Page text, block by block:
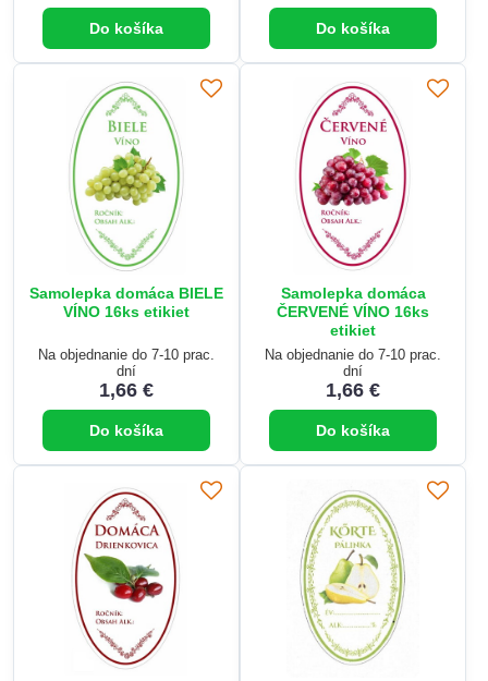
Do košíka Do košíka
Samolepka domáca BIELE
VÍNO 16ks etikiet
Na objednanie do 7-10 prac.
dní
1,66 €
Do košíka
Samolepka domáca
ČERVENÉ VÍNO 16ks
etikiet
Na objednanie do 7-10 prac.
dní
1,66 €
Do košíka